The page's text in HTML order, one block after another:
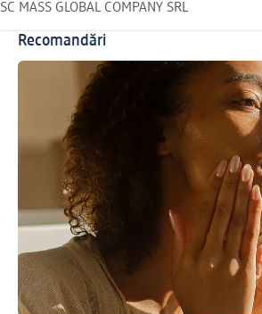
SC MASS GLOBAL COMPANY SRL
Recomandări